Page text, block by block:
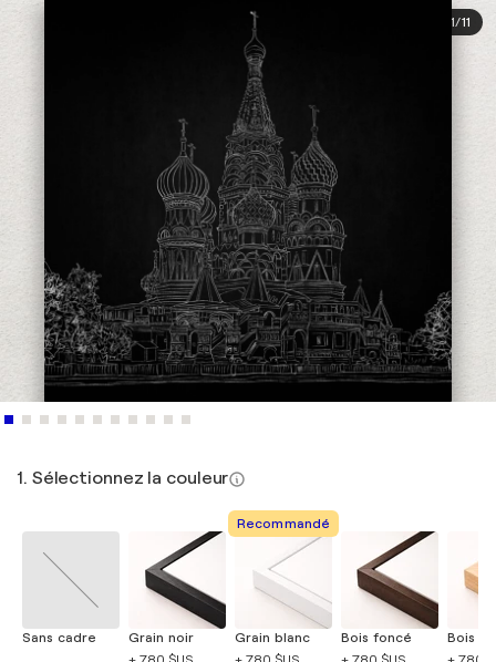
1/11
1. Sélectionnez la couleur
Sans cadre
Grain noir
Recommandé
Grain blanc
Bois foncé
Bois